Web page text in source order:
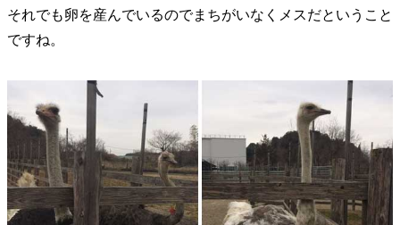
それでも卵を産んでいるのでまちがいなくメスだということ
ですね。